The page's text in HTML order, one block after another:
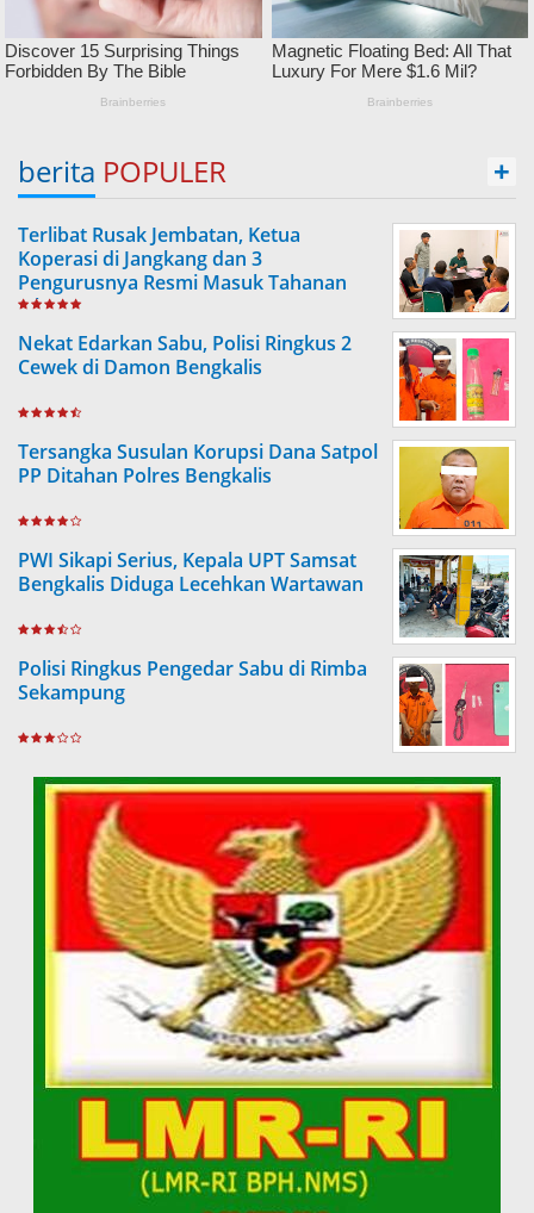
berita POPULER +
Terlibat Rusak Jembatan, Ketua
Koperasi di Jangkang dan 3
Pengurusnya Resmi Masuk Tahanan
Jaksa
Nekat Edarkan Sabu, Polisi Ringkus 2
Cewek di Damon Bengkalis
Tersangka Susulan Korupsi Dana Satpol
PP Ditahan Polres Bengkalis
PWI Sikapi Serius, Kepala UPT Samsat
Bengkalis Diduga Lecehkan Wartawan
Polisi Ringkus Pengedar Sabu di Rimba
Sekampung